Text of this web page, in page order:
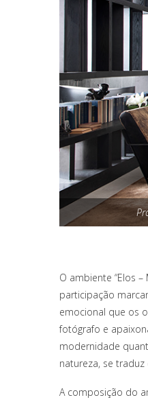
O ambiente “Elos
participação
emocional que os
fotógrafo e
modernidade
natureza, se
A composição do